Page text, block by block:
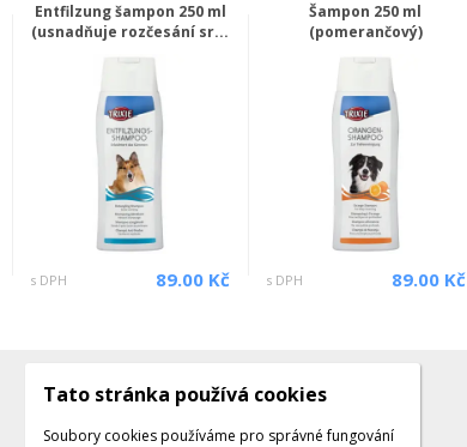
Entfilzung šampon 250 ml
(usnadňuje rozčesání sr...
s DPH 89.00 Kč
Šampon 250 ml
(pomerančový)
s DPH 89.00 Kč
Kontakty
Kontaktujte nás
Tato stránka používá cookies
Soubory cookies používáme pro správné fungování